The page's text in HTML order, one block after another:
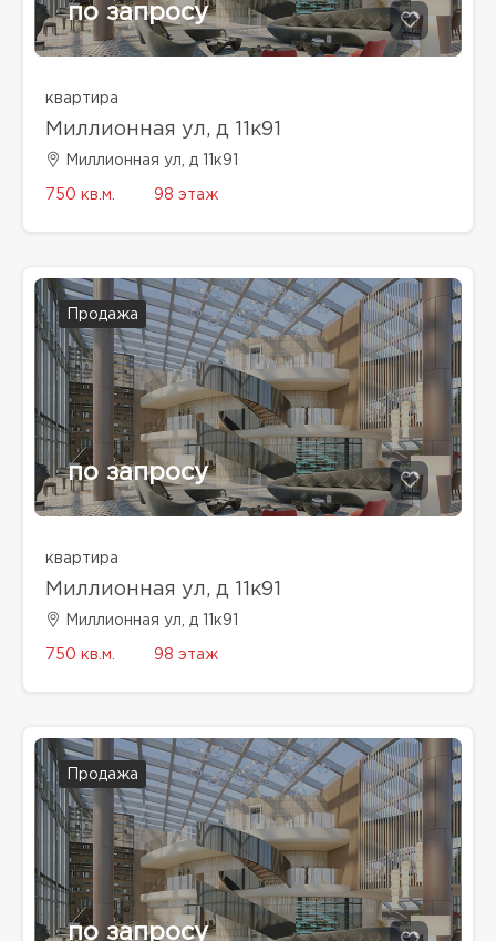
по запросу
квартира
Миллионная ул, д 11к91
Миллионная ул, д 11к91
750 кв.м. 98 этаж
Продажа
по запросу
квартира
Миллионная ул, д 11к91
Миллионная ул, д 11к91
750 кв.м. 98 этаж
Продажа
по запросу